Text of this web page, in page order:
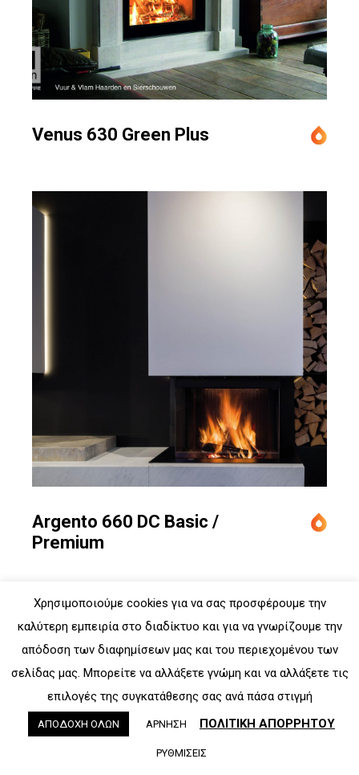
Venus 630 Green Plus
Argento 660 DC Basic /
Premium
Χρησιμοποιούμε cookies για να σας προσφέρουμε την
καλύτερη εμπειρία στο διαδίκτυο και για να γνωρίζουμε την
απόδοση των διαφημίσεων μας και του περιεχομένου των
σελίδας μας. Μπορείτε να αλλάξετε γνώμη και να αλλάξετε τις
επιλογές της συγκατάθεσης σας ανά πάσα στιγμή
ΑΠΟΔΟΧΗ ΟΛΩΝ ΑΡΝΗΣΗ ΠΟΛΙΤΙΚΗ ΑΠΟΡΡΗΤΟΥ
ΡΥΘΜΙΣΕΙΣ